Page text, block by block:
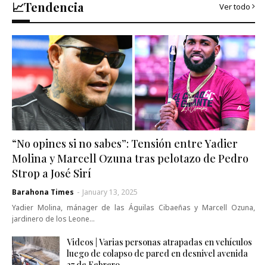
📈Tendencia Ver todo
“No opines si no sabes”: Tensión entre Yadier
Molina y Marcell Ozuna tras pelotazo de Pedro
Strop a José Sirí
Barahona Times - January 13, 2025
Yadier Molina, mánager de las Águilas Cibaeñas y Marcell Ozuna,
jardinero de los Leone…
Videos | Varias personas atrapadas en vehículos
luego de colapso de pared en desnivel avenida